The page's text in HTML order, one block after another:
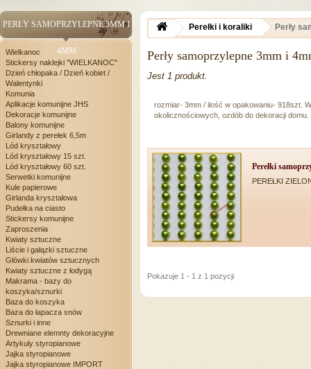
PERŁY SAMOPRZYLEPNE 3MM I
4MM
Wielkanoc
Stickersy naklejki "WIELKANOC"
Dzień chłopaka / Dzień kobiet /
Walentynki
Komunia
Aplikacje komunijne JHS
Dekoracje komunijne
Balony komunijne
Girlandy z perełek 6,5m
Lód kryształowy
Lód kryształowy 15 szt.
Lód kryształowy 60 szt.
Serwetki komunijne
Kule papierowe
Girlanda kryształowa
Pudełka na ciasto
Stickersy komunijne
Zaproszenia
Kwiaty sztuczne
Liście i gałązki sztuczne
Główki kwiatów sztucznych
Kwiaty sztuczne z łodygą
Makrama - bazy do
koszyka/sznurki
Baza do koszyka
Baza do łapacza snów
Sznurki i inne
Drewniane elemnty dekoracyjne
Artykuly styropianowe
Jajka styropianowe
Jajka styropianowe IMPORT
Perełki i koraliki Perły
Perły samoprzylepne 3mm i
Jest 1 produkt.
rozmiar- 3mm / ilość w opakowaniu- 918szt.
okolicznościowych, ozdób do dekoracji domu.
Perełki
PEREŁKI
Pokazuje 1 - 1 z 1 pozycji